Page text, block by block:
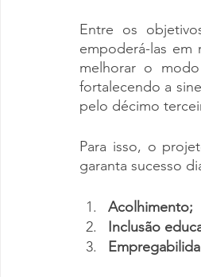
Entre os
empoderá-las em
melhorar o
fortalecendo a
pelo décimo
Para isso, o
garanta sucesso
Acolhimento;
Inclusão